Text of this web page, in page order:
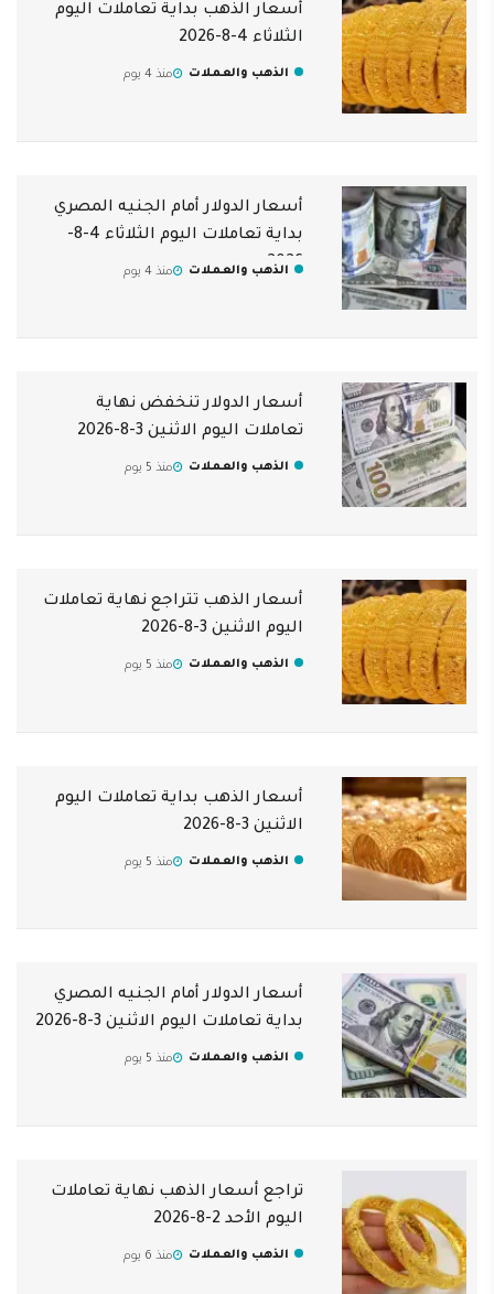
أسعار الذهب بداية تعاملات اليوم
الثلاثاء 4-8-2026
الذهب والعملات منذ 4 يوم
أسعار الدولار أمام الجنيه المصري
بداية تعاملات اليوم الثلاثاء 4-8-
2026
الذهب والعملات منذ 4 يوم
أسعار الدولار تنخفض نهاية
تعاملات اليوم الاثنين 3-8-2026
الذهب والعملات منذ 5 يوم
أسعار الذهب تتراجع نهاية تعاملات
اليوم الاثنين 3-8-2026
الذهب والعملات منذ 5 يوم
أسعار الذهب بداية تعاملات اليوم
الاثنين 3-8-2026
الذهب والعملات منذ 5 يوم
أسعار الدولار أمام الجنيه المصري
بداية تعاملات اليوم الاثنين 3-8-2026
الذهب والعملات منذ 5 يوم
تراجع أسعار الذهب نهاية تعاملات
اليوم الأحد 2-8-2026
الذهب والعملات منذ 6 يوم